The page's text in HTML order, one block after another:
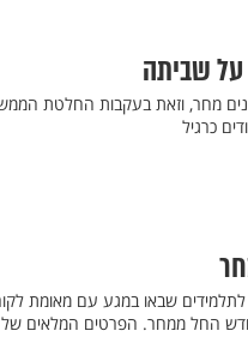
על שביתה
מחר, וזאת בעקבות החלטת
כרגיל
שבאו במגע עם מאומת
החל ממחר. הפרטים המלאים של